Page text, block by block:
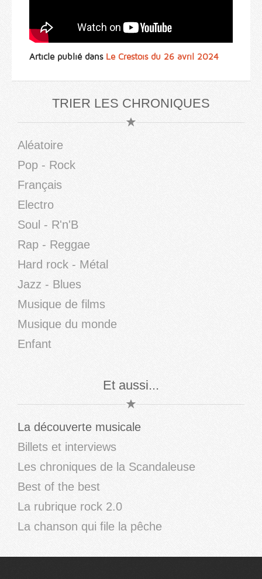
Article publié dans Le Crestois du 26 avril 2024
TRIER LES CHRONIQUES
Aléatoire
Pop - Rock
Français
Electro
Soul - R'n'B
Rap - Reggae
Hard rock - Métal
Jazz - Blues
Musique de films
Musique du monde
Enfant
Et aussi...
La découverte musicale
Billets et interviews
Les chroniques de la Scandaleuse
Best of the best
La rubrique rock 2.0
La chanson qui file la pêche